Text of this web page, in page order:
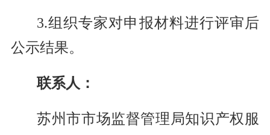
3.组织专家对申报材料进行评审后
公示结果。
联系人：
苏州市市场监督管理局知识产权服